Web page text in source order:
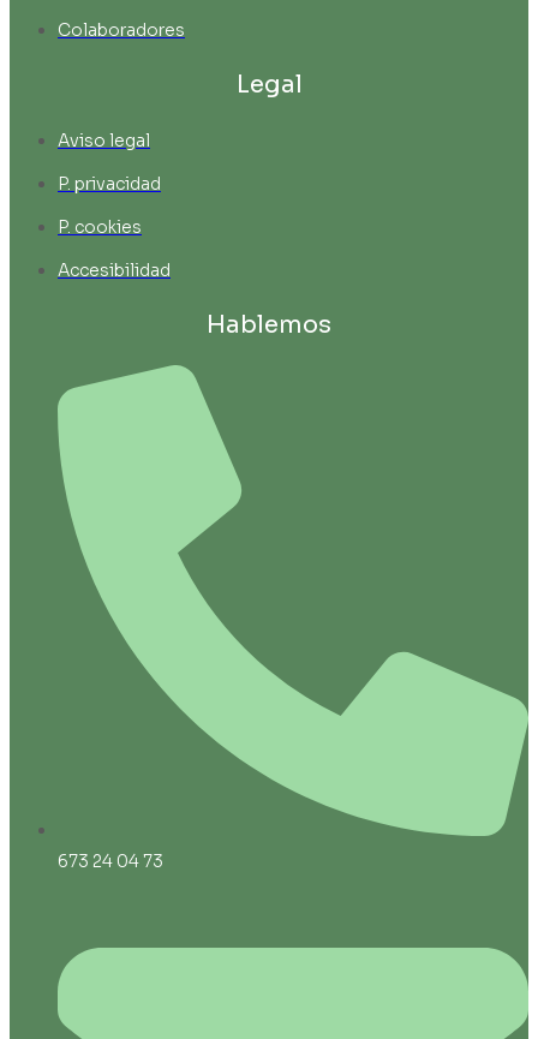
Colaboradores
Legal
Aviso legal
P. privacidad
P. cookies
Accesibilidad
Hablemos
673 24 04 73